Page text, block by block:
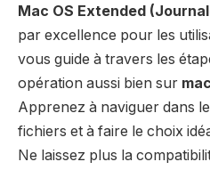
Mac OS Extended
par excellence pour les
vous guide à travers les
opération aussi bien sur
Apprenez à naviguer dans
fichiers et à faire le choix
Ne laissez plus la